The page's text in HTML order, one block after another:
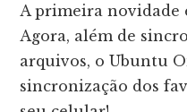
A primeira novidade
Agora, além de
arquivos, o Ubuntu
sincronização dos